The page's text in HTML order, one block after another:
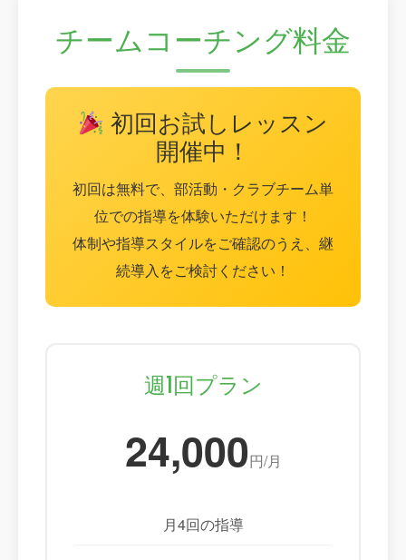
チームコーチング料金
初回お試しレッスン
開催中！
初回は無料で、部活動・クラブチーム単
位での指導を体験いただけます！
体制や指導スタイルをご確認のうえ、継
続導入をご検討ください！
週1回プラン
24,000円/月
月4回の指導